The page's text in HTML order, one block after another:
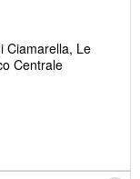
Ciamarella, Le
Centrale